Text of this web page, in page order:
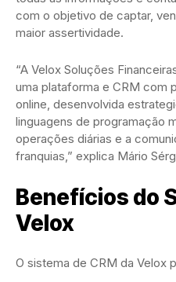
com o objetivo de captar,
maior assertividade.
“A Velox Soluções
uma plataforma e CRM com
online, desenvolvida
linguagens de programação
operações diárias e a
franquias,” explica Mário
Benefícios do
Velox
O sistema de CRM da Velox